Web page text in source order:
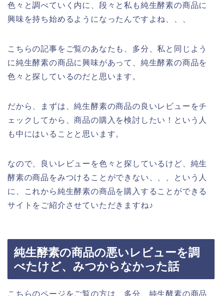
色々と調べていく内に、段々と私も純生酵素の商品に
興味を持ち始めるようになったんですよね、、、
こちらの記事をご覧のあなたも、多分、私と同じよう
に純生酵素の商品に興味があって、純生酵素の商品を
色々と探しているのだと思います。
だから、まずは、純生酵素の商品の良いレビューをチ
ェックしてから、商品の購入を検討したい！という人
も中にはいることと思います。
なので、良いレビューを色々と探しているけど、純生
酵素の商品をみつけることができない、、、という人
に、これから純生酵素の商品を購入することができる
サイトをご紹介させていただきますね♪
純生酵素の商品の悪いレビューを調
べたけど、みつからなかった話
こちらのページをご覧の方は、多分、純生酵素の商品